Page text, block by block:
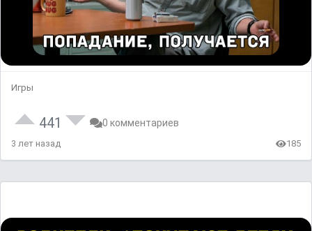
Игры
441 0 комментариев
3 лет назад 185